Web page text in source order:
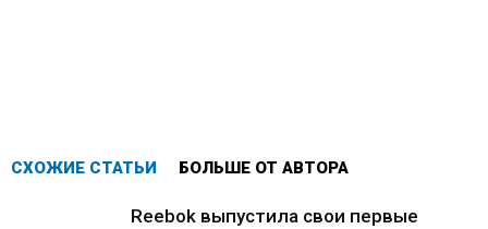
СХОЖИЕ СТАТЬИ БОЛЬШЕ ОТ АВТОРА
Reebok выпустила свои первые